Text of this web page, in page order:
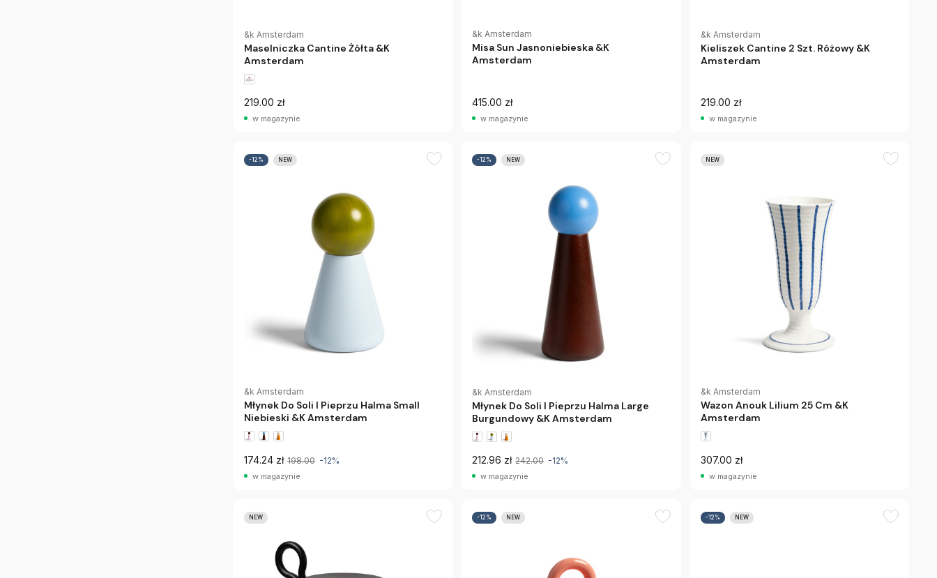
&k Amsterdam
Maselniczka Cantine Żółta &K
Amsterdam
219.00 zł
w magazynie
&k Amsterdam
Misa Sun Jasnoniebieska &K
Amsterdam
415.00 zł
w magazynie
&k Amsterdam
Kieliszek Cantine 2 Szt. Różowy &K
Amsterdam
219.00 zł
w magazynie
-12% NEW
&k Amsterdam
Młynek Do Soli I Pieprzu Halma Small
Niebieski &K Amsterdam
174.24 zł 198.00 -12%
w magazynie
-12% NEW
&k Amsterdam
Młynek Do Soli I Pieprzu Halma Large
Burgundowy &K Amsterdam
212.96 zł 242.00 -12%
w magazynie
NEW
&k Amsterdam
Wazon Anouk Lilium 25 Cm &K
Amsterdam
307.00 zł
w magazynie
NEW -12% NEW -12% NEW